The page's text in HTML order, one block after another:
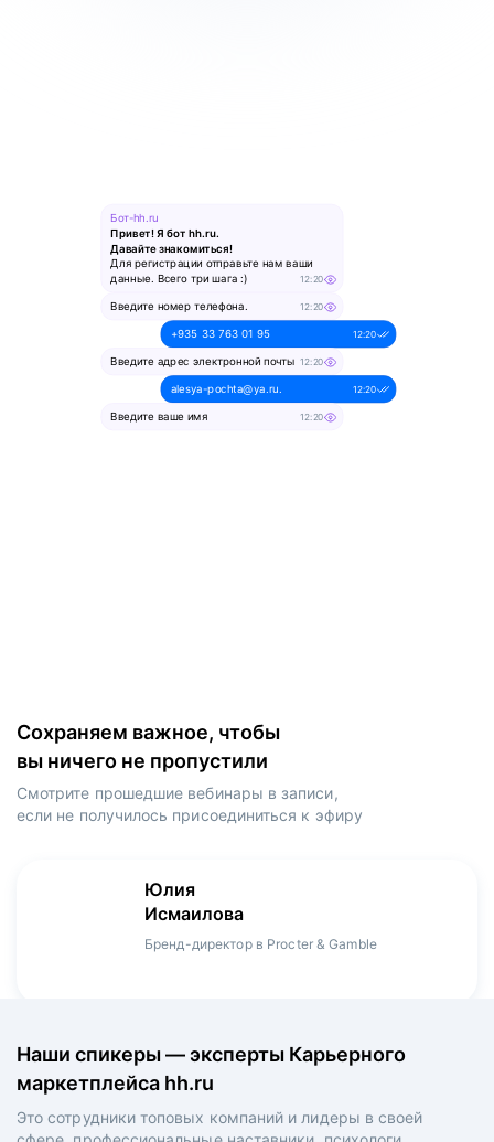
Бот-hh.ru
Привет! Я бот hh.ru.
Давайте знакомиться!
Для регистрации отправьте нам ваши
данные. Всего три шага :)
12:20
Введите номер телефона. 12:20
+935 33 763 01 95 12:20
Введите адрес электронной почты 12:20
alesya-pochta@ya.ru. 12:20
Введите ваше имя 12:20
Сохраняем важное, чтобы
вы ничего не пропустили
Смотрите прошедшие вебинары в записи,
если не получилось присоединиться к эфиру
Юлия
Исмаилова
Бренд-директор в Procter & Gamble
Игорь
Зуриев
Руководитель ИТ-проектов, международный
Мария
Оборина
Менеджер продукта в hh.ru
Денис
Мерзлов
Креативный директор в XReady Lab, ex-КРОК
Даниил
Харламов
Head Product Manager в Ozon / ex-Huawei,
Наши спикеры — эксперты Карьерного
маркетплейса hh.ru
Это сотрудники топовых компаний и лидеры в своей